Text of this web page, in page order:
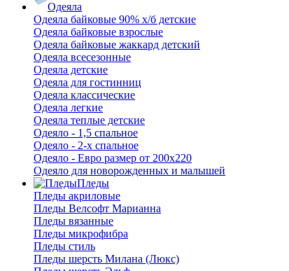
Одеяла
Одеяла байковые 90% х/б детские
Одеяла байковые взрослые
Одеяла байковые жаккард детский
Одеяла всесезонные
Одеяла детские
Одеяла для гостинниц
Одеяла классические
Одеяла легкие
Одеяла теплые детские
Одеяло - 1,5 спальное
Одеяло - 2-х спальное
Одеяло - Евро размер от 200х220
Одеяло для новорожденных и малышей
Пледы
Пледы акриловые
Пледы Велсофт Марианна
Пледы вязанные
Пледы микрофибра
Пледы стиль
Пледы шерсть Милана (Люкс)